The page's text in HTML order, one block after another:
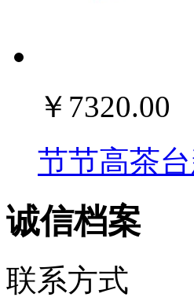
￥7320.00
节节高茶
诚信档案
联系方式